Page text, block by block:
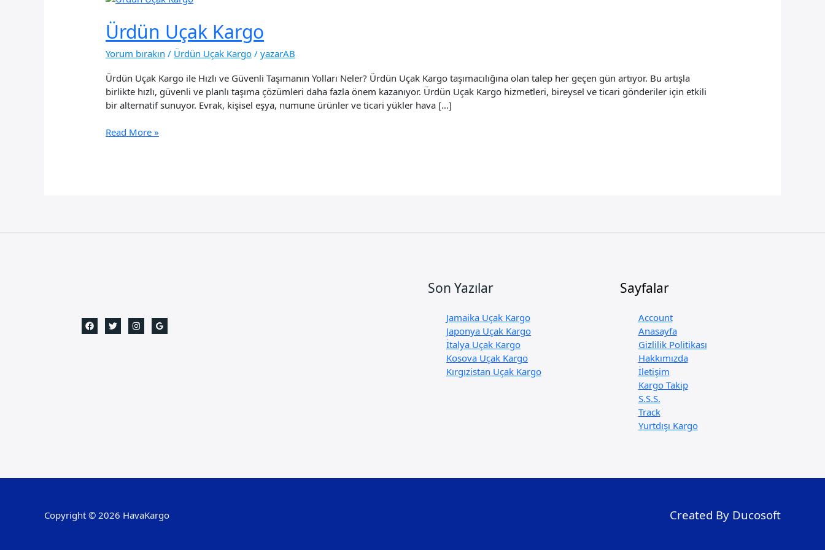
Ürdün Uçak Kargo
Yorum bırakın / Ürdün Uçak Kargo /yazarAB
Ürdün Uçak Kargo ile Hızlı ve Güvenli Taşımanın Yolları Neler? Ürdün Uçak Kargo taşımacılığına olan talep her geçen gün artıyor. Bu artışla
birlikte hızlı, güvenli ve planlı taşıma çözümleri daha fazla önem kazanıyor. Ürdün Uçak Kargo hizmetleri, bireysel ve ticari gönderiler için etkili
bir alternatif sunuyor. Evrak, kişisel eşya, numune ürünler ve ticari yükler hava […]
Ürdün
Read More »
Son Yazılar
Jamaika Uçak Kargo
Japonya Uçak Kargo
İtalya Uçak Kargo
Kosova Uçak Kargo
Kırgızistan Uçak Kargo
Sayfalar
Account
Anasayfa
Gizlilik Politikası
Hakkımızda
İletişim
Kargo Takip
S.S.S.
Track
Yurtdışı Kargo
Copyright © 2026 HavaKargo Created By Ducosoft